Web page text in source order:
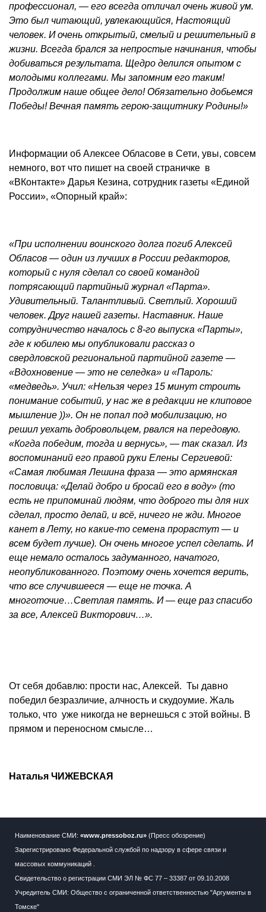
профессионал, — его всегда отличал очень живой ум.
Это был читающий, увлекающийся, Настоящий
человек. И очень открытый, смелый и решительный в
жизни. Всегда брался за непростые начинания, чтобы
добиваться результата. Щедро делился опытом с
молодыми коллегами. Мы запомним его таким!
Продолжим наше общее дело! Обязательно добьемся
Победы! Вечная память герою-защитнику Родины!»
Информации об Алексее Обласове в Сети, увы, совсем
немного, вот что пишет на своей страничке в
«ВКонтакте» Дарья Кезина, сотрудник газеты «Единой
России», «Опорный край»:
«При исполнении воинского долга погиб Алексей
Обласов — один из лучших в России редакторов,
который с нуля сделал со своей командой
потрясающий партийный журнал «Парта».
Удивительный. Талантливый. Светлый. Хороший
человек. Друг нашей газеты. Наставник. Наше
сотрудничество началось с 8-го выпуска «Парты»,
где к юбилею мы опубликовали рассказ о
свердловской региональной партийной газете —
«Вдохновение — это не селедка» и «Пароль:
«медведь». Учил: «Нельзя через 15 минут строить
понимание событий, у нас же в редакции не клиповое
мышление ))». Он не попал под мобилизацию, но
решил уехать добровольцем, рвался на передовую.
«Когда победим, тогда и вернусь», — так сказал. Из
воспоминаний его правой руки Елены Сергиевой:
«Самая любимая Лешина фраза — это армянская
пословица: «Делай добро и бросай его в воду» (то
есть не припоминай людям, что доброго ты для них
сделал, просто делай, и всё, ничего не жди. Многое
канет в Лету, но какие-то семена прорастут — и
всем будет лучше). Он очень многое успел сделать. И
еще немало осталось задуманного, начатого,
неопубликованного. Поэтому очень хочется верить,
что все случившееся — еще не точка. А
многоточие…Светлая память. И — еще раз спасибо
за все, Алексей Викторович…».
От себя добавлю: прости нас, Алексей. Ты давно
победил безразличие, алчность и скудоумие. Жаль
только, что уже никогда не вернешься с этой войны. В
прямом и переносном смысле…
Наталья ЧИЖЕВСКАЯ
Наименование СМИ: «www.pressoboz.ru» (Пресс обозрение)
Зарегистрировано Федеральной службой по надзору в сфере связи и
массовых коммуникаций .
Свидетельство о регистрации СМИ ЭЛ № ФС 77 – 33387 от 09.10.2008
Учредитель СМИ: Общество с ограниченной ответственностью "Аргументы в
Томске"